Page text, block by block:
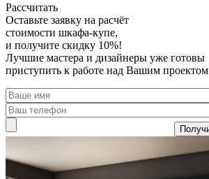
Рассчитать
Оставьте заявку на расчёт
стоимости шкафа-купе,
и получите скидку 10%!
Лучшие мастера и дизайнеры уже готовы
приступить к работе над Вашим проектом